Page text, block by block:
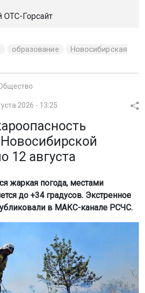
ОТС-Горсайт
образование
Новосибирская
2026 - 13:25
12 августа
жаркая погода, местами
до +34 градусов. Экстренное
в МАКС-канале РСЧС.